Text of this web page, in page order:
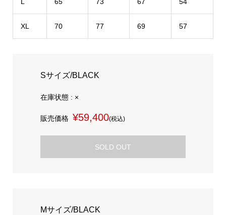
XL 70 77 69 57
Sサイズ/BLACK
在庫状態 : ×
販売価格 ¥59,400(税込)
SOLD OUT
Mサイズ/BLACK